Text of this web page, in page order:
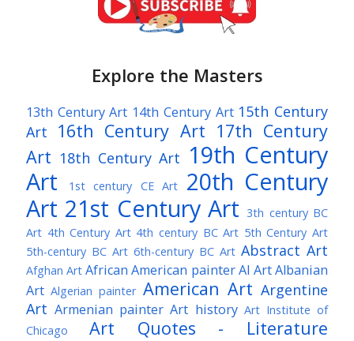
Explore the Masters
13th Century Art 14th Century Art 15th Century
Art
16th Century Art 17th Century
Art 18th Century Art 19th Century
Art
1st century CE Art
20th Century
Art 21st Century Art 3th century BC
Art 4th Century Art 4th century BC Art 5th Century Art
5th-century BC Art 6th-century BC Art Abstract Art
Afghan Art African American painterAI ArtAlbanian
Art Algerian painter American Art Argentine
Art Armenian painter Art history Art Institute of
Chicago
Art Quotes - Literature